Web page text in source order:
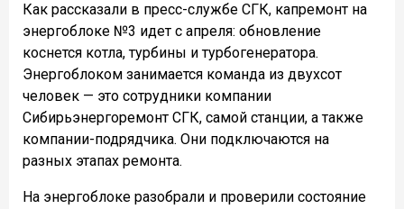
Как рассказали в пресс-службе СГК, капремонт на
энергоблоке №3 идет с апреля: обновление
коснется котла, турбины и турбогенератора.
Энергоблоком занимается команда из двухсот
человек — это сотрудники компании
Сибирьэнергоремонт СГК, самой станции, а также
компании-подрядчика. Они подключаются на
разных этапах ремонта.
На энергоблоке разобрали и проверили состояние